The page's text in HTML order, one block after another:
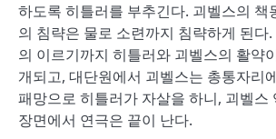
하도록 히틀러를 부추긴다. 괴벨스의 책
의 침략은 물로 소련까지 침략하게 된다
의 이르기까지 히틀러와 괴벨스의 활약
개되고, 대단원에서 괴벨스는 총통자리
패망으로 히틀러가 자살을 하니, 괴벨스
장면에서 연극은 끝이 난다.